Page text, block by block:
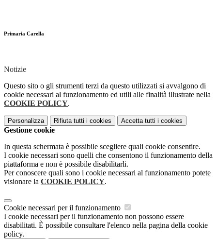
Primaria Carella
Notizie
Questo sito o gli strumenti terzi da questo utilizzati si avvalgono di
cookie necessari al funzionamento ed utili alle finalità illustrate nella
COOKIE POLICY.
Personalizza Rifiuta tutti i cookies Accetta tutti i cookies
Gestione cookie
In questa schermata è possibile scegliere quali cookie consentire.
I cookie necessari sono quelli che consentono il funzionamento della
piattaforma e non è possibile disabilitarli.
Per conoscere quali sono i cookie necessari al funzionamento potete
visionare la COOKIE POLICY.
Cookie necessari per il funzionamento
I cookie necessari per il funzionamento non possono essere
disabilitati. È possibile consultare l'elenco nella pagina della cookie
policy.